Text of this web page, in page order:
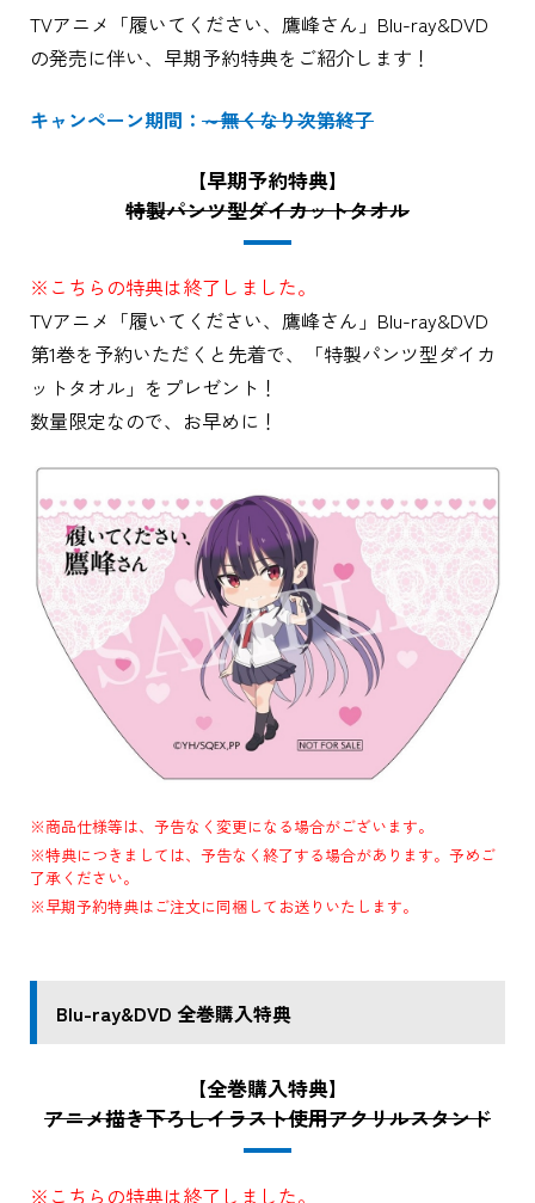
TVアニメ「履いてください、鷹峰さん」Blu-ray&DVD
の発売に伴い、早期予約特典をご紹介します！
キャンペーン期間： ～無くなり次第終了
【早期予約特典】
特製パンツ型ダイカットタオル
※こちらの特典は終了しました。
TVアニメ「履いてください、鷹峰さん」Blu-ray&DVD
第1巻を予約いただくと先着で、「特製パンツ型ダイカ
ットタオル」をプレゼント！
数量限定なので、お早めに！
※商品仕様等は、予告なく変更になる場合がございます。
※特典につきましては、予告なく終了する場合があります。予めご
了承ください。
※早期予約特典はご注文に同梱してお送りいたします。
Blu-ray&DVD 全巻購入特典
【全巻購入特典】
アニメ描き下ろしイラスト使用アクリルスタンド
※こちらの特典は終了しました。